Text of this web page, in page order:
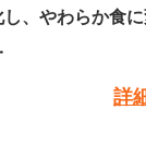
、やわらか食
詳